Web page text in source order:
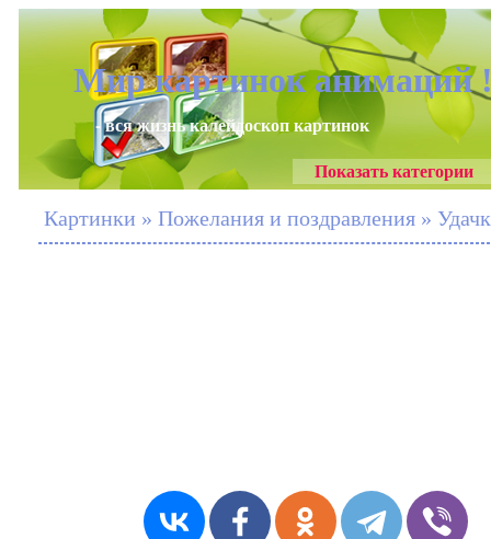
Мир картинок анимаций
- вся жизнь калейдоскоп картинок
Показать категории
Картинки » Пожелания и поздравления »